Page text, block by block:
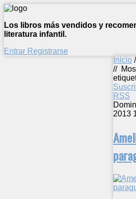
Los libros más vendidos y
literatura infantil.
Entrar Registrarse
Inicio
//
RSS
2013